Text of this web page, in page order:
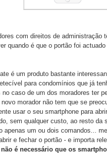
com direitos de administração
quando é que o portão foi
é um produto bastante
para condomínios que já
no caso de um dos moradores ter
morador não tem que se
usar o seu smartphone para
sem qualquer custo, ao resto
apenas um ou dois comandos...
e fechar o portão - e importa
não é necessário que os